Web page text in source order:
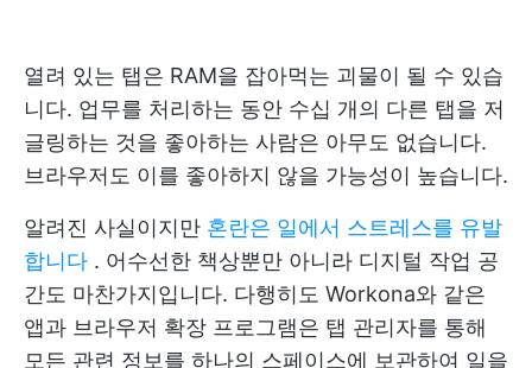
열려 있는 탭은 RAM을 잡아먹는 괴물이 될 수 있습
니다. 업무를 처리하는 동안 수십 개의 다른 탭을 저
글링하는 것을 좋아하는 사람은 아무도 없습니다.
브라우저도 이를 좋아하지 않을 가능성이 높습니다.
알려진 사실이지만 혼란은 일에서 스트레스를 유발
합니다 . 어수선한 책상뿐만 아니라 디지털 작업 공
간도 마찬가지입니다. 다행히도 Workona와 같은
앱과 브라우저 확장 프로그램은 탭 관리자를 통해
모든 관련 정보를 하나의 스페이스에 보관하여 일을